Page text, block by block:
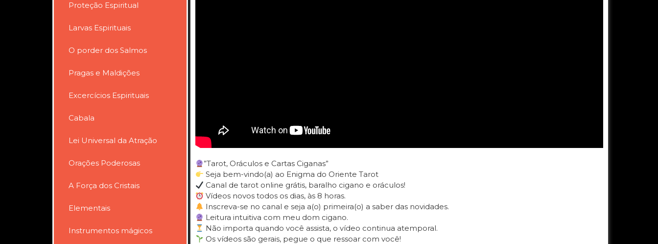
Proteção Espiritual
Larvas Espirituais
O porder dos Salmos
Pragas e Maldições
Excercícios Espirituais
Cabala
Lei Universal da Atração
Orações Poderosas
A Força dos Cristais
Elementais
Instrumentos mágicos
”Tarot, Oráculos e Cartas Ciganas”
Seja bem-vindo(a) ao Enigma do Oriente Tarot
Canal de tarot online grátis, baralho cigano e oráculos!
Vídeos novos todos os dias, às 8 horas.
Inscreva-se no canal e seja a(o) primeira(o) a saber das novidades.
Leitura intuitiva com meu dom cigano.
Não importa quando você assista, o vídeo continua atemporal.
Os vídeos são gerais, pegue o que ressoar com você!